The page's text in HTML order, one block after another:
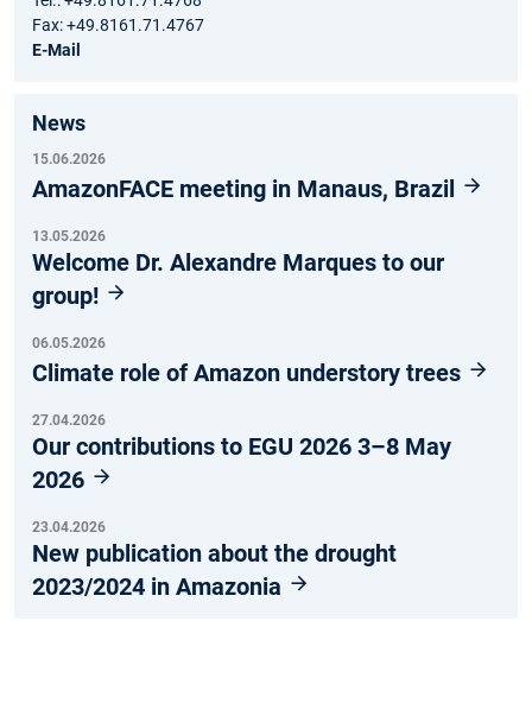
Fax: +49.8161.71.4767
E-Mail
News
15.06.2026
AmazonFACE meeting in Manaus, Brazil
13.05.2026
Welcome Dr. Alexandre Marques to our
group!
06.05.2026
Climate role of Amazon understory trees
27.04.2026
Our contributions to EGU 2026 3–8 May
2026
23.04.2026
New publication about the drought
2023/2024 in Amazonia